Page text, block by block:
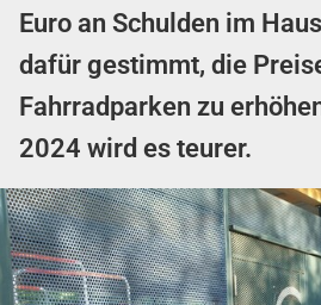
Euro an Schulden im
dafür gestimmt, die
Fahrradparken zu
2024 wird es teurer.